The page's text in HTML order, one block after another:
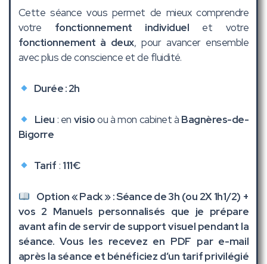
Cette séance vous permet de mieux comprendre
votre fonctionnement individuel et votre
fonctionnement à deux, pour avancer ensemble
avec plus de conscience et de fluidité.
Durée : 2h
Lieu : en visioou à mon cabinet à Bagnères-de-
Bigorre
Tarif : 111€
Option « Pack » : Séance de 3h (ou 2X 1h1/2) +
vos 2 Manuels personnalisés que je prépare
avant afin de servir de support visuel pendant la
séance. Vous les recevez en PDF par e-mail
après la séance et bénéficiez d’un tarif privilégié